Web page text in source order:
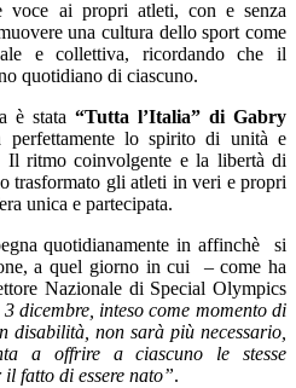
voce ai propri atleti, con e senza
una cultura dello sport come
e collettiva, ricordando che il
quotidiano di ciascuno.
è stata “Tutta l’Italia” di Gabry
perfettamente lo spirito di unità e
Il ritmo coinvolgente e la libertà di
trasformato gli atleti in veri e propri
unica e partecipata.
quotidianamente in affinchè si
a quel giorno in cui – come ha
Nazionale di Special Olympics
dicembre, inteso come momento di
disabilità, non sarà più necessario,
a offrire a ciascuno le stesse
fatto di essere nato”.